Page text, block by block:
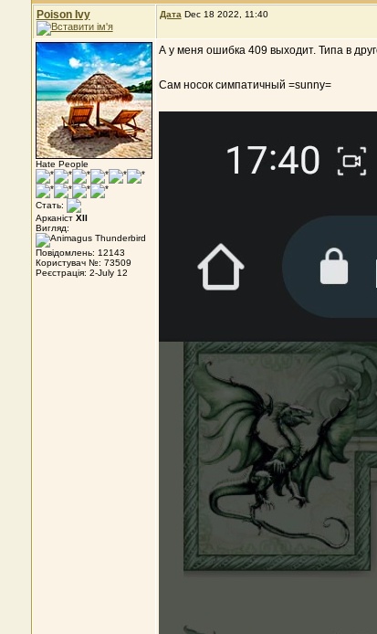
Poison Ivy Дата Dec 18 2022, 11:40
Hate People
Стать:
Арканіст XII
Вигляд:
Повідомлень: 12143
Користувач №: 73509
Реєстрація: 2-July 12
А у меня ошибка 409 выходит. Типа в
Сам носок симпатичный =sunny=